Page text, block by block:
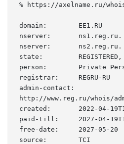
% https://axelname.ru/
domain:        EE1.RU
nserver:       ns1.reg.ru.
nserver:       ns2.reg.ru.
state:         REGISTERED,
person:        Private
registrar:     REGRU-RU
admin-contact:
http://www.reg.ru/whois/
created:       2022-04-
paid-till:     2027-04-
free-date:     2027-05-20
source:        TCI